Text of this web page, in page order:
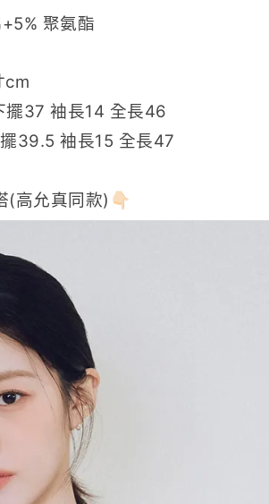
聚氨酯
cm
37 袖長14 全長46
39.5 袖長15 全長47
高允真同款)👇🏻